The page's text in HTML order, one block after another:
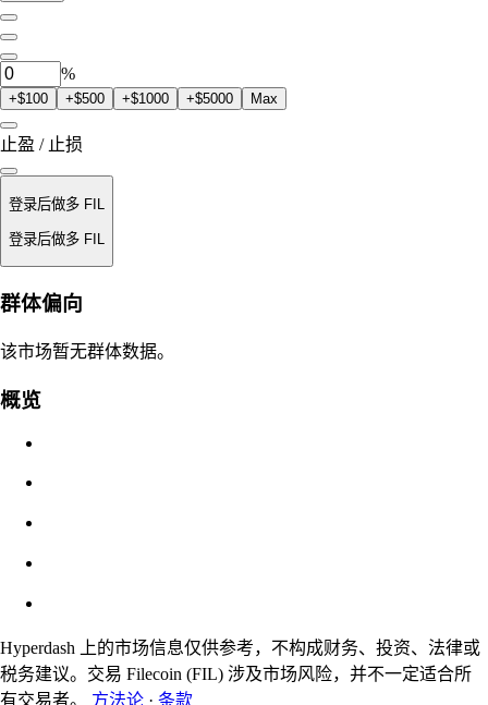
0 FIL
%
+$100 +$500 +$1000 +$5000 Max
止盈 / 止损
登录后做多 FIL
登录后做多 FIL
强平价
不适用
订单价值
群体偏向
该市场暂无群体数据。
概览
Hyperdash 上的市场信息仅供参考，不构成财务、投资、法律或
税务建议。交易 Filecoin (FIL) 涉及市场风险，并不一定适合所
有交易者。
方法论 · 条款